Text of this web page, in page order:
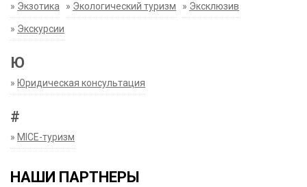
» Экзотика » Экологический туризм » Эксклюзив
» Экскурсии
Ю
» Юридическая консультация
#
» MICE-туризм
НАШИ ПАРТНЕРЫ